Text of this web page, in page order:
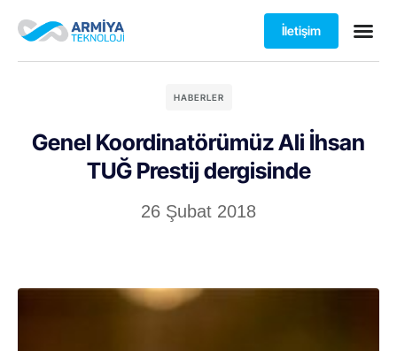
İletişim
HABERLER
Genel Koordinatörümüz Ali İhsan
TUĞ Prestij dergisinde
26 Şubat 2018